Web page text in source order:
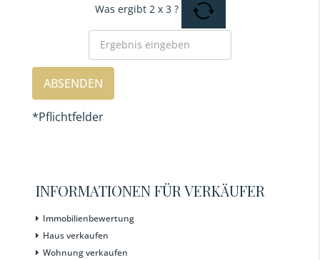
Was ergibt 2x3 ?
*Pflichtfelder
INFORMATIONEN FÜR VERKÄUFER
Immobilienbewertung
Haus verkaufen
Wohnung verkaufen